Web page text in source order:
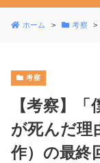
ホーム 考察
考察
【考察】
が死んだ理
作）の最終